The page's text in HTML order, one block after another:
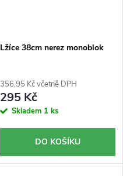
Lžíce 38cm nerez monoblok
356,95 Kč včetně DPH
295 Kč
Skladem 1 ks
DO KOŠÍKU